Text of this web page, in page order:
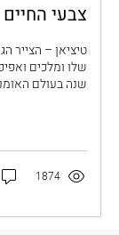
צבעי
טיציאן – הצייר
שנה בעולם
1874